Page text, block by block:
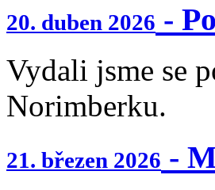
20. duben 2026 -
Vydali jsme se
Norimberku.
21. březen 2026 -